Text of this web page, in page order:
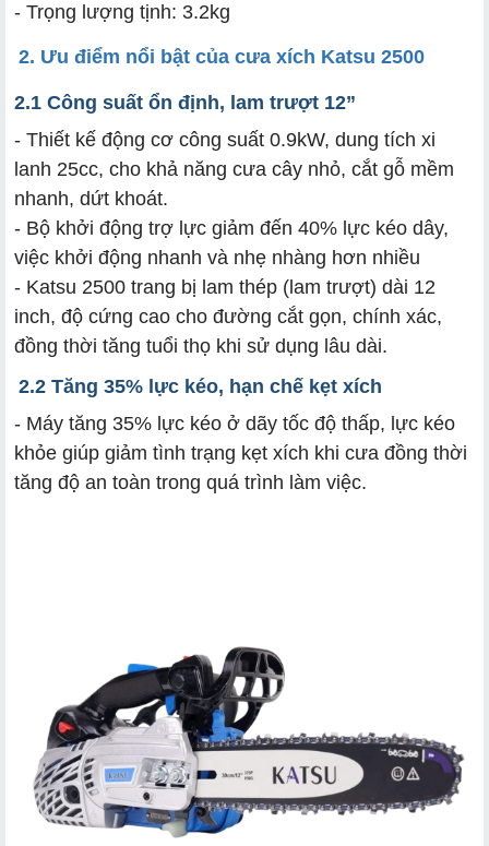
- Trọng lượng tịnh: 3.2kg
2. Ưu điểm nổi bật của cưa xích Katsu 2500
2.1 Công suất ổn định, lam trượt 12”
- Thiết kế động cơ công suất 0.9kW, dung tích xi
lanh 25cc, cho khả năng cưa cây nhỏ, cắt gỗ mềm
nhanh, dứt khoát.
- Bộ khởi động trợ lực giảm đến 40% lực kéo dây,
việc khởi động nhanh và nhẹ nhàng hơn nhiều
- Katsu 2500 trang bị lam thép (lam trượt) dài 12
inch, độ cứng cao cho đường cắt gọn, chính xác,
đồng thời tăng tuổi thọ khi sử dụng lâu dài.
2.2 Tăng 35% lực kéo, hạn chế kẹt xích
- Máy tăng 35% lực kéo ở dãy tốc độ thấp, lực kéo
khỏe giúp giảm tình trạng kẹt xích khi cưa đồng thời
tăng độ an toàn trong quá trình làm việc.